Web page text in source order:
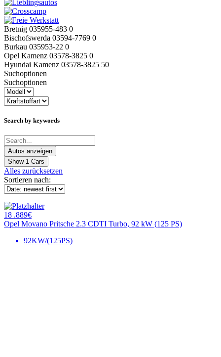
Bretnig 035955-483 0
Bischofswerda 03594-7769 0
Burkau 035953-22 0
Opel Kamenz 03578-3825 0
Hyundai Kamenz 03578-3825 50
Suchoptionen
Suchoptionen
Search by keywords
Show 1 Cars
Alles zurücksetzen
Sortieren nach:
18 .889€
Opel Movano Pritsche 2.3 CDTI Turbo, 92 kW (125 PS)
92KW/(125PS)